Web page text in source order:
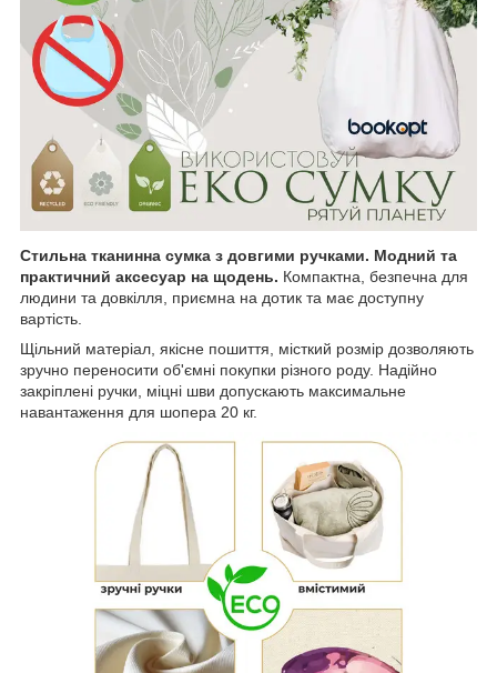
Стильна тканинна сумка з довгими ручками. Модний та
практичний аксесуар на щодень. Компактна, безпечна для
людини та довкілля, приємна на дотик та має доступну
вартість.
Щільний матеріал, якісне пошиття, місткий розмір дозволяють
зручно переносити об'ємні покупки різного роду. Надійно
закріплені ручки, міцні шви допускають максимальне
навантаження для шопера 20 кг.